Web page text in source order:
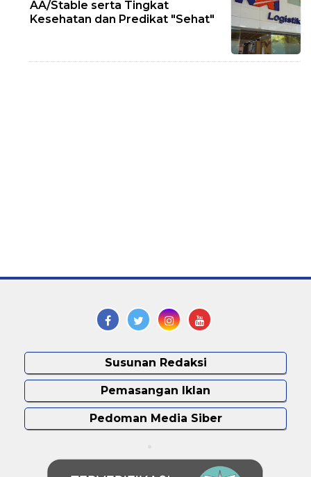
AA/Stable serta Tingkat
Kesehatan dan Predikat "Sehat"
Susunan Redaksi
Pemasangan Iklan
Pedoman Media Siber